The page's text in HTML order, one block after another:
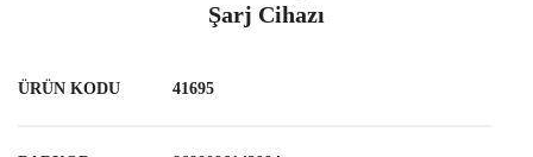
Şarj Cihazı
ÜRÜN KODU 41695